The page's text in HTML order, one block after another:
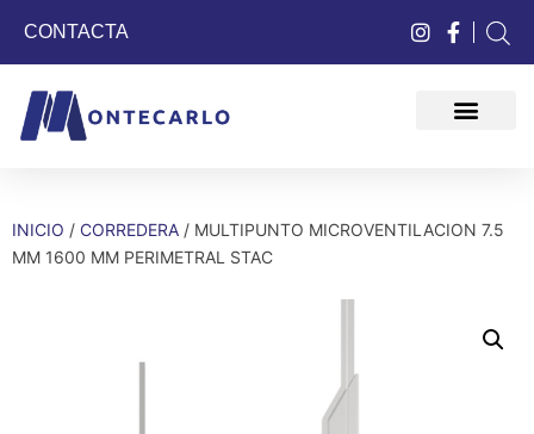
CONTACTA
INICIO / CORREDERA / MULTIPUNTO MICROVENTILACION 7.5
MM 1600 MM PERIMETRAL STAC